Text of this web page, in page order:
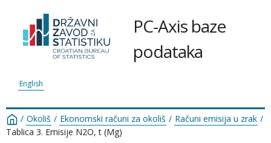
PC-Axis baze
podataka
English
/ Okoliš / Ekonomski računi za okoliš / Računi emisija u zrak /
Tablica 3. Emisije N2O, t (Mg)